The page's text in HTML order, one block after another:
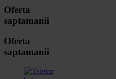
Oferta
saptamanii
Oferta
saptamanii